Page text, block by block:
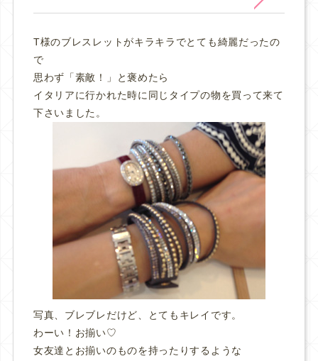
T様のブレスレットがキラキラでとても綺麗だったの
で
思わず「素敵！」と褒めたら
イタリアに行かれた時に同じタイプの物を買って来て
下さいました。
写真、ブレブレだけど、とてもキレイです。
わーい！お揃い♡
女友達とお揃いのものを持ったりするような